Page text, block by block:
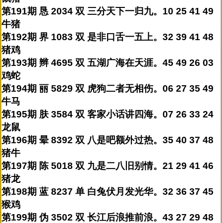
第191期 恳 2034 双 三分天下一归九。10 25 41 49
牛猪
第192期 界 1083 双 是非口舌一五上。32 39 41 48
猪鸡
第193期 辫 4695 双 五湖广海在天涯。45 49 26 03
鸡蛇
第194期 丽 5829 双 虎狗二者无相伤。06 27 35 49
牛马
第195期 肤 3584 双 客家小话讲四海。07 26 33 24
龙鼠
第196期 晕 8392 双 八是吧额外过热。35 40 37 48
猪牛
第197期 陈 5018 双 九是二八旧别情。21 29 41 46
猪龙
第198期 蓝 8237 单 白兔伏月发光华。32 36 37 45
猴鸡
第199期 伪 3502 双 长江后浪推前浪。43 27 29 48